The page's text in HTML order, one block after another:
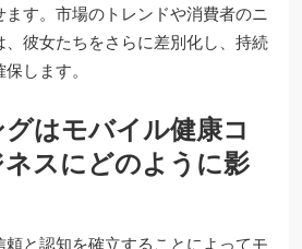
す。市場のトレンドや消費者のニ
彼女たちをさらに差別化し、持続
します。
はモバイル健康コ
スにどのように影
と認知を確立することによってモ